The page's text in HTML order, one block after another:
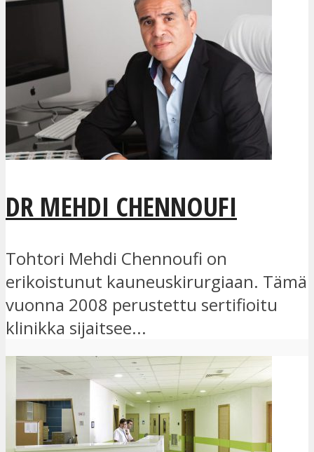
DR MEHDI CHENNOUFI
Tohtori Mehdi Chennoufi on
erikoistunut kauneuskirurgiaan. Tämä
vuonna 2008 perustettu sertifioitu
klinikka sijaitsee...